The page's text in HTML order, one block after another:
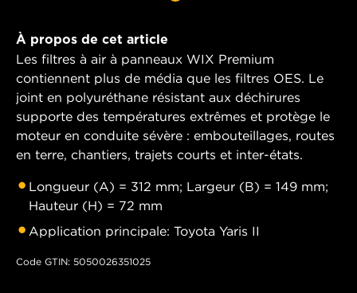
À propos de cet article
Les filtres à air à panneaux WIX Premium
contiennent plus de média que les filtres OES. Le
joint en polyuréthane résistant aux déchirures
supporte des températures extrêmes et protège le
moteur en conduite sévère : embouteillages, routes
en terre, chantiers, trajets courts et inter-états.
Longueur (A) = 312 mm; Largeur (B) = 149 mm;
Hauteur (H) = 72 mm
Application principale: Toyota Yaris II
Code GTIN: 5050026351025